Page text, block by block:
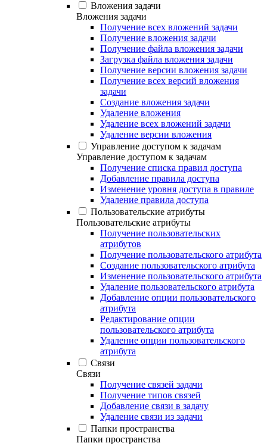
Вложения задачи
Вложения задачи
Получение всех вложений задачи
Получение вложения задачи
Получение файла вложения задачи
Загрузка файла вложения задачи
Получение версии вложения задачи
Получение всех версий вложения
задачи
Создание вложения задачи
Удаление вложения
Удаление всех вложений задачи
Удаление версии вложения
Управление доступом к задачам
Управление доступом к задачам
Получение списка правил доступа
Добавление правила доступа
Изменение уровня доступа в правиле
Удаление правила доступа
Пользовательские атрибуты
Пользовательские атрибуты
Получение пользовательских
атрибутов
Получение пользовательского атрибута
Создание пользовательского атрибута
Изменение пользовательского атрибута
Удаление пользовательского атрибута
Добавление опции пользовательского
атрибута
Редактирование опции
пользовательского атрибута
Удаление опции пользовательского
атрибута
Связи
Связи
Получение связей задачи
Получение типов связей
Добавление связи в задачу
Удаление связи из задачи
Папки пространства
Папки пространства